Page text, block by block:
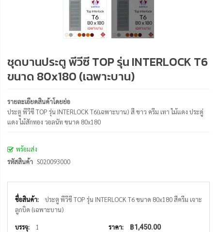
ชุดบานประตู พีวีซี TOP รุ่น INTERLOCK T6
ขนาด 80x180 (เฉพาะบาน)
รายละเอียดสินค้าโดยย่อ
ประตู พีวีซี TOP รุ่น INTERLOCK T6(เฉพาะบาน) สี ขาว ครีม เทา ไม้แดง ประดู่
แดง ไม้สักทอง วอลนัท ขนาด 80x180
พร้อมส่ง
รหัสสินค้า S020093000
สินค้า
กลุ่ม
ประตู พีวีซี TOP รุ่น INTERLOCK T6 ขนาด 80x180 สีครีม เจาะ
ลูกบิด (เฉพาะบาน)
1 ฿1,450.00